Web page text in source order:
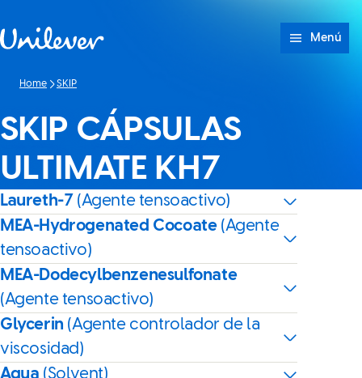
Menú
Home SKIP
SKIP CÁPSULAS
ULTIMATE KH7
Laureth-7 (Agente tensoactivo)
MEA-Hydrogenated Cocoate (Agente
tensoactivo)
MEA-Dodecylbenzenesulfonate
(Agente tensoactivo)
Glycerin (Agente controlador de la
viscosidad)
Aqua (Solvent)